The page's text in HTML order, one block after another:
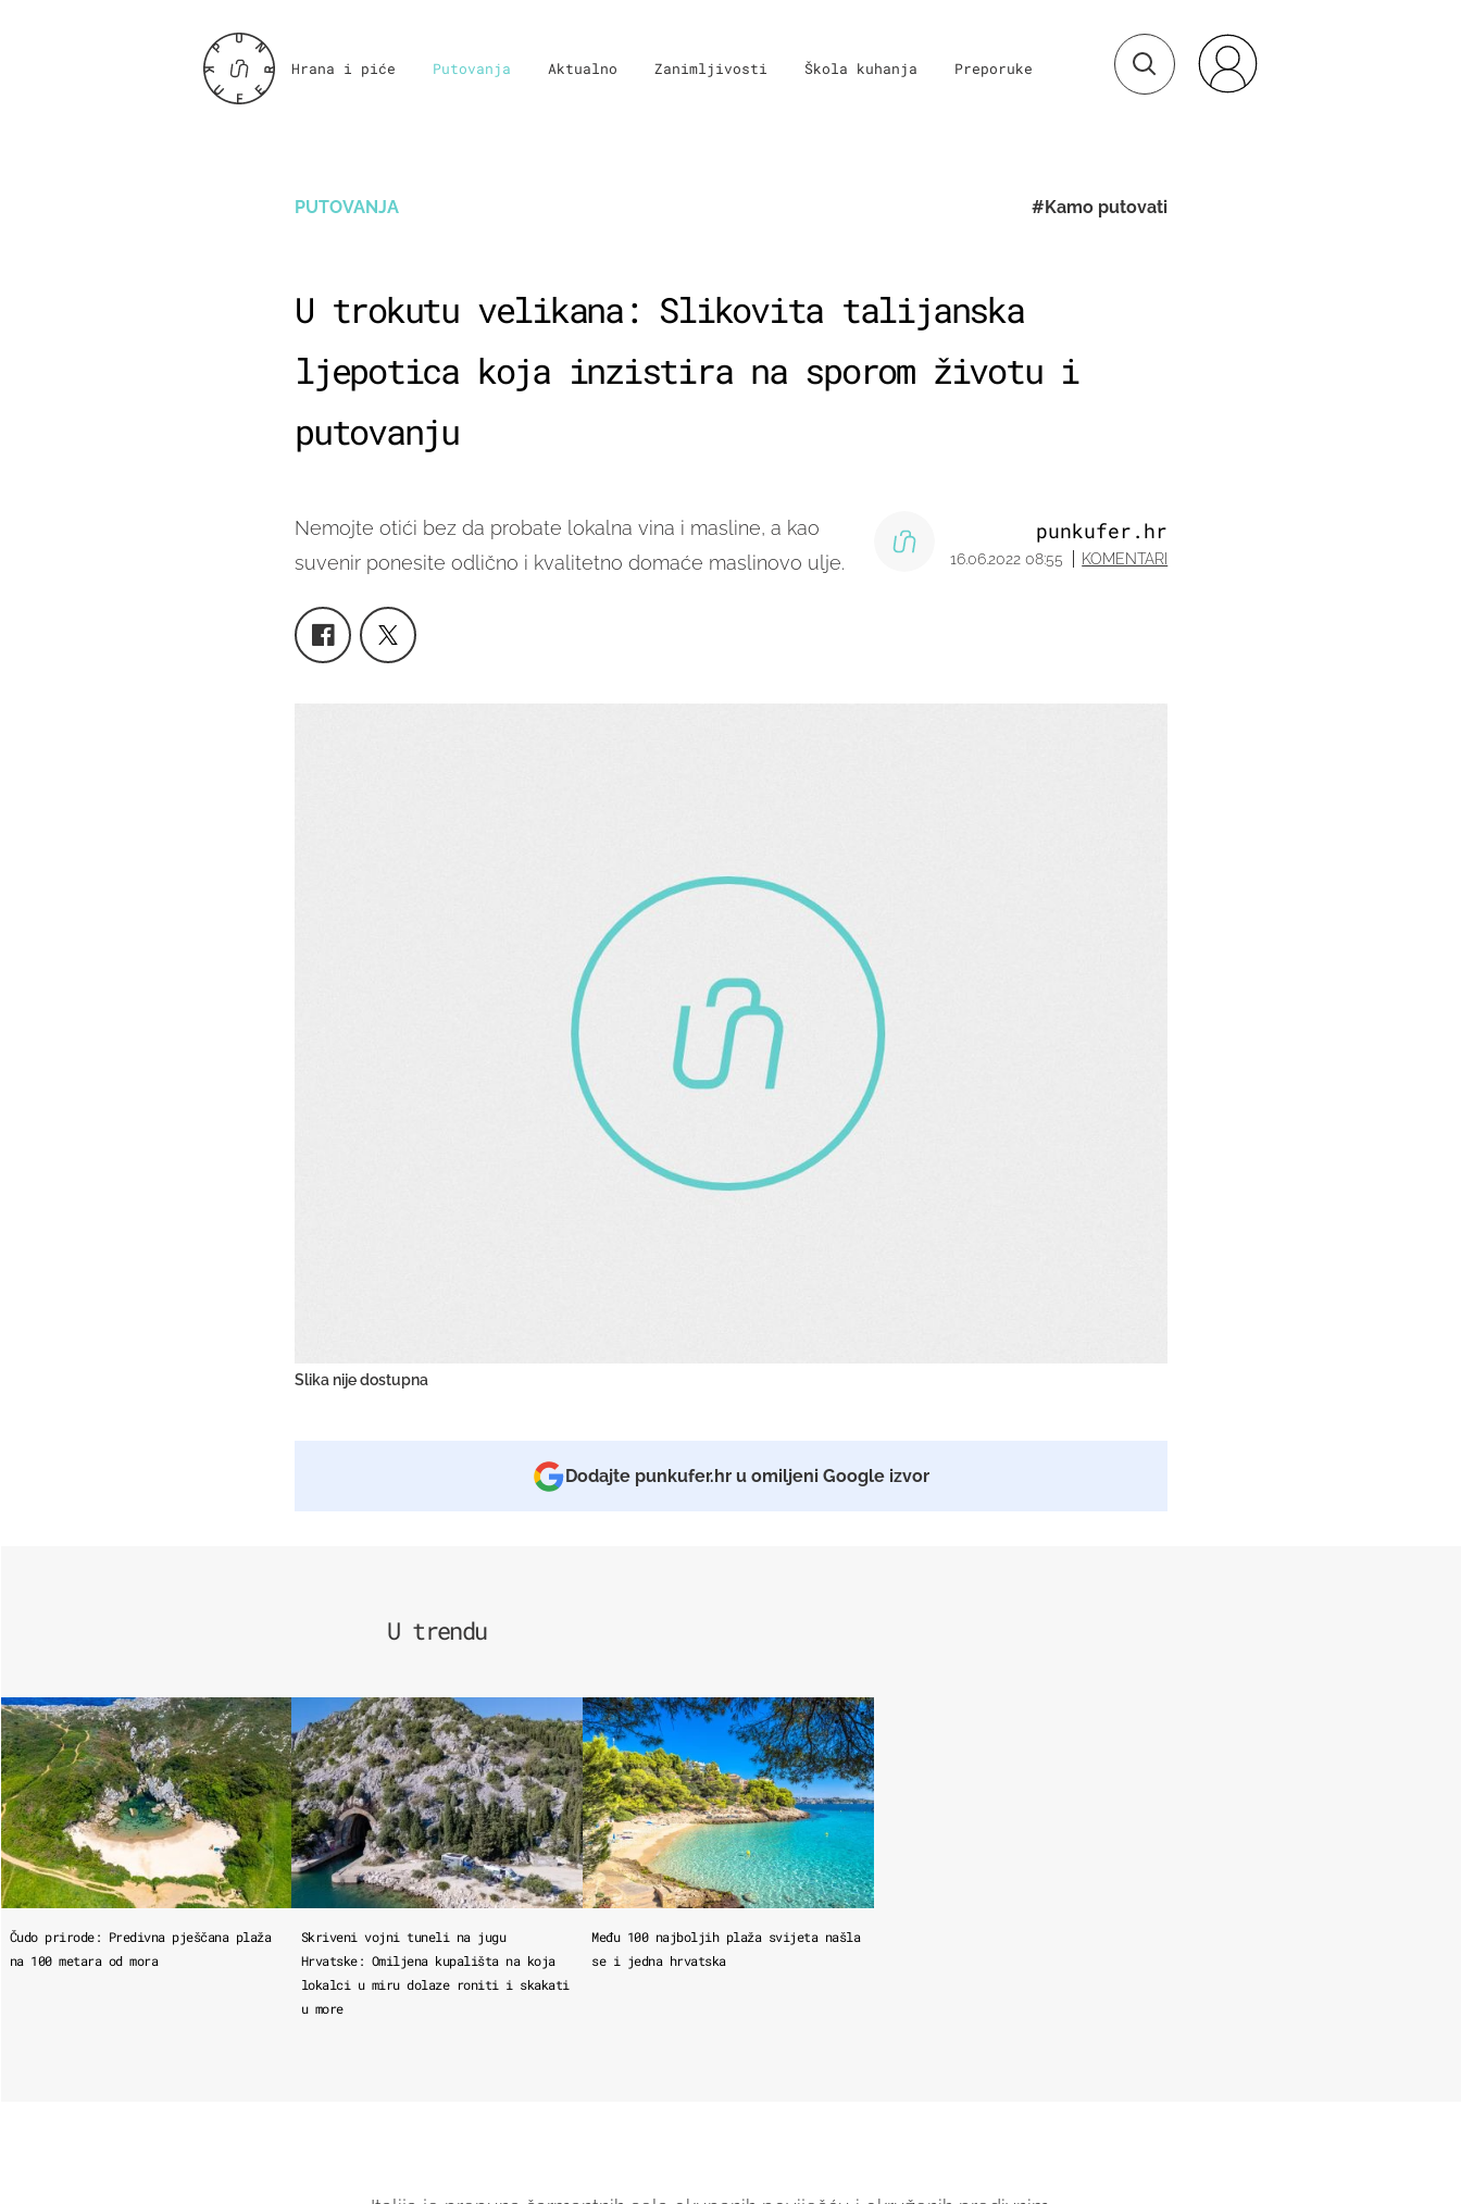
Hrana i piće Putovanja Aktualno Zanimljivosti Škola kuhanja Preporuke
PUTOVANJA #Kamo putovati
U trokutu velikana: Slikovita talijanska
ljepotica koja inzistira na sporom životu i
putovanju
Nemojte otići bez da probate lokalna vina i masline, a kao
suvenir ponesite odlično i kvalitetno domaće maslinovo ulje.
punkufer.hr
16.06.2022 08:55 KOMENTARI
Slika nije dostupna
Dodajte punkufer.hr u omiljeni Google izvor
U trendu
Čudo prirode: Predivna pješčana plaža
na 100 metara od mora
Skriveni vojni tuneli na jugu
Hrvatske: Omiljena kupališta na koja
lokalci u miru dolaze roniti i skakati
u more
Među 100 najboljih plaža svijeta našla
se i jedna hrvatska